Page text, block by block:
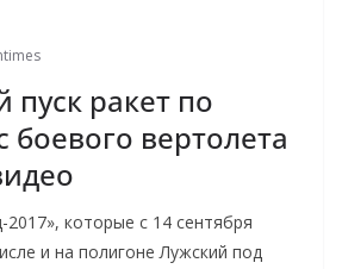
пуск ракет по
боевого вертолета
2017», которые с 14 сентября
и на полигоне Лужский под